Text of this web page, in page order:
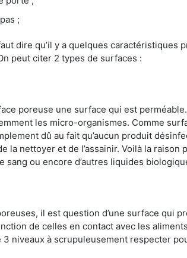
;
dire qu’il y a quelques
peut citer 2 types de surfaces :
poreuse une surface qui est
les micro-organismes. Comme
dû au fait qu’aucun produit
la nettoyer et de l’assainir. Voilà la
sang ou encore d’autres liquides
il est question d’une surface qui
de celles en contact avec les
3 niveaux à scrupuleusement respecter